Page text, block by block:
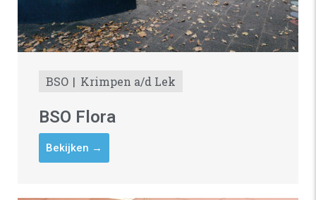
BSO Krimpen a/d Lek
BSO Flora
Bekijken →